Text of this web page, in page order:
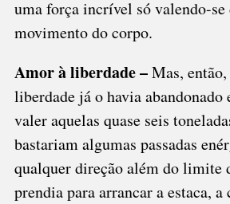
uma força incrível só valendo-
movimento do corpo.
Amor à liberdade –Mas,
liberdade já o havia abandonado
valer aquelas quase seis
bastariam algumas passadas
qualquer direção além do limite
prendia para arrancar a estaca, a